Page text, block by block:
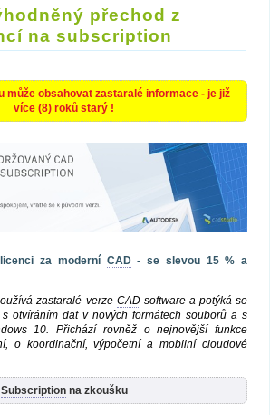
přechod z
na subscription
může obsahovat zastaralé informace - je již
více (8) roků starý !
za moderní CAD- se slevou 15 % a
zastaralé verze CADsoftware a potýká se
otvíráním dat v nových formátech souborů a s
10. Přichází rovněž o nejnovější funkce
o koordinační, výpočetní a mobilní cloudové
Subscriptionna zkoušku